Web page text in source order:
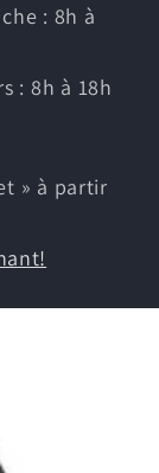
: 8h à
: 8h à 18h
» à partir